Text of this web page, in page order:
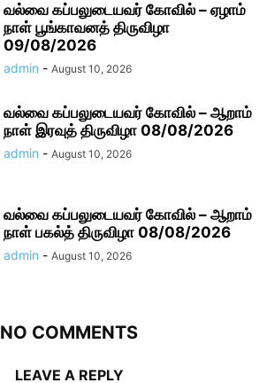
வல்வை கப்பலுடையவர் கோவில் – ஏழாம்
நாள் பூங்காவனத் திருவிழா
09/08/2026
admin - August 10, 2026
வல்வை கப்பலுடையவர் கோவில் – ஆறாம்
நாள் இரவுத் திருவிழா 08/08/2026
admin - August 10, 2026
வல்வை கப்பலுடையவர் கோவில் – ஆறாம்
நாள் பகல்த் திருவிழா 08/08/2026
admin - August 10, 2026
NO COMMENTS
LEAVE A REPLY